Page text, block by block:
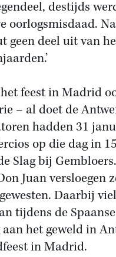
destijds
oorlogsmisdaad.
geen deel uit van
feest in Madrid
– al doet de
hadden 31
op die dag in
Slag bij
Juan versloegen
Daarbij
tijdens de
het geweld in
in Madrid.